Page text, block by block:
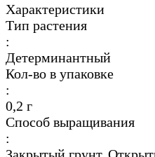
Характеристики
Тип растения
:
Детерминантный
Кол-во в упаковке
:
0,2 г
Способ выращивания
:
Закрытый грунт,